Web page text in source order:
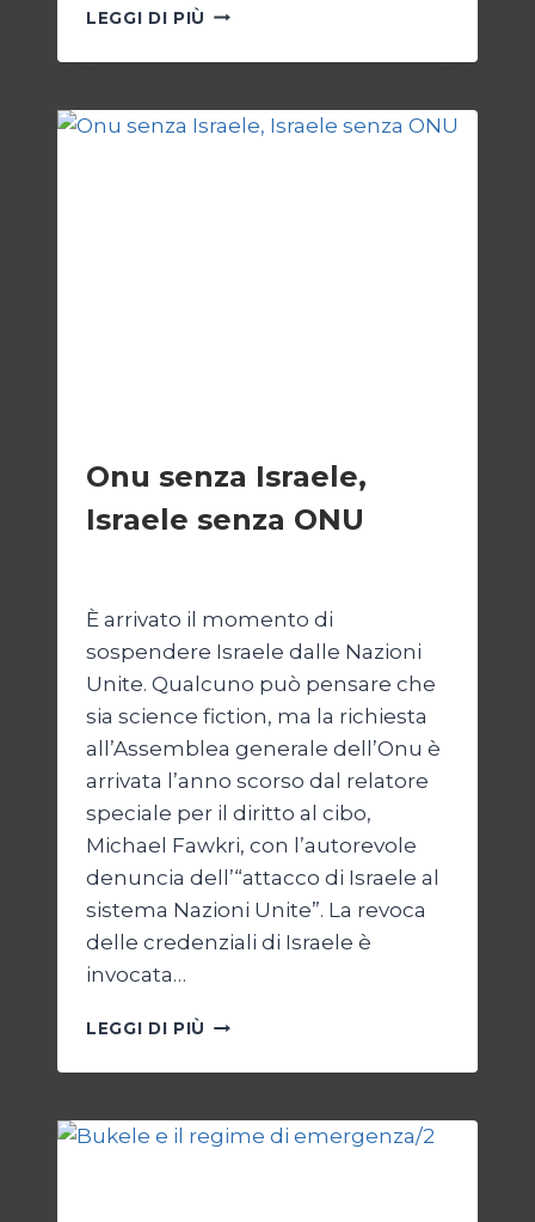
LEGGI DI PIÙ TRUMP
IL
PER
L’IRAN
Onu senza Israele,
Israele senza ONU
È arrivato il momento di
sospendere Israele dalle Nazioni
Unite. Qualcuno può pensare che
sia science fiction, ma la richiesta
all’Assemblea generale dell’Onu è
arrivata l’anno scorso dal relatore
speciale per il diritto al cibo,
Michael Fawkri, con l’autorevole
denuncia dell’“attacco di Israele al
sistema Nazioni Unite”. La revoca
delle credenziali di Israele è
invocata…
LEGGI DI PIÙ ONU
ISRAELE,
SENZA
ONU